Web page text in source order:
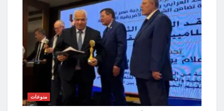
منوعات